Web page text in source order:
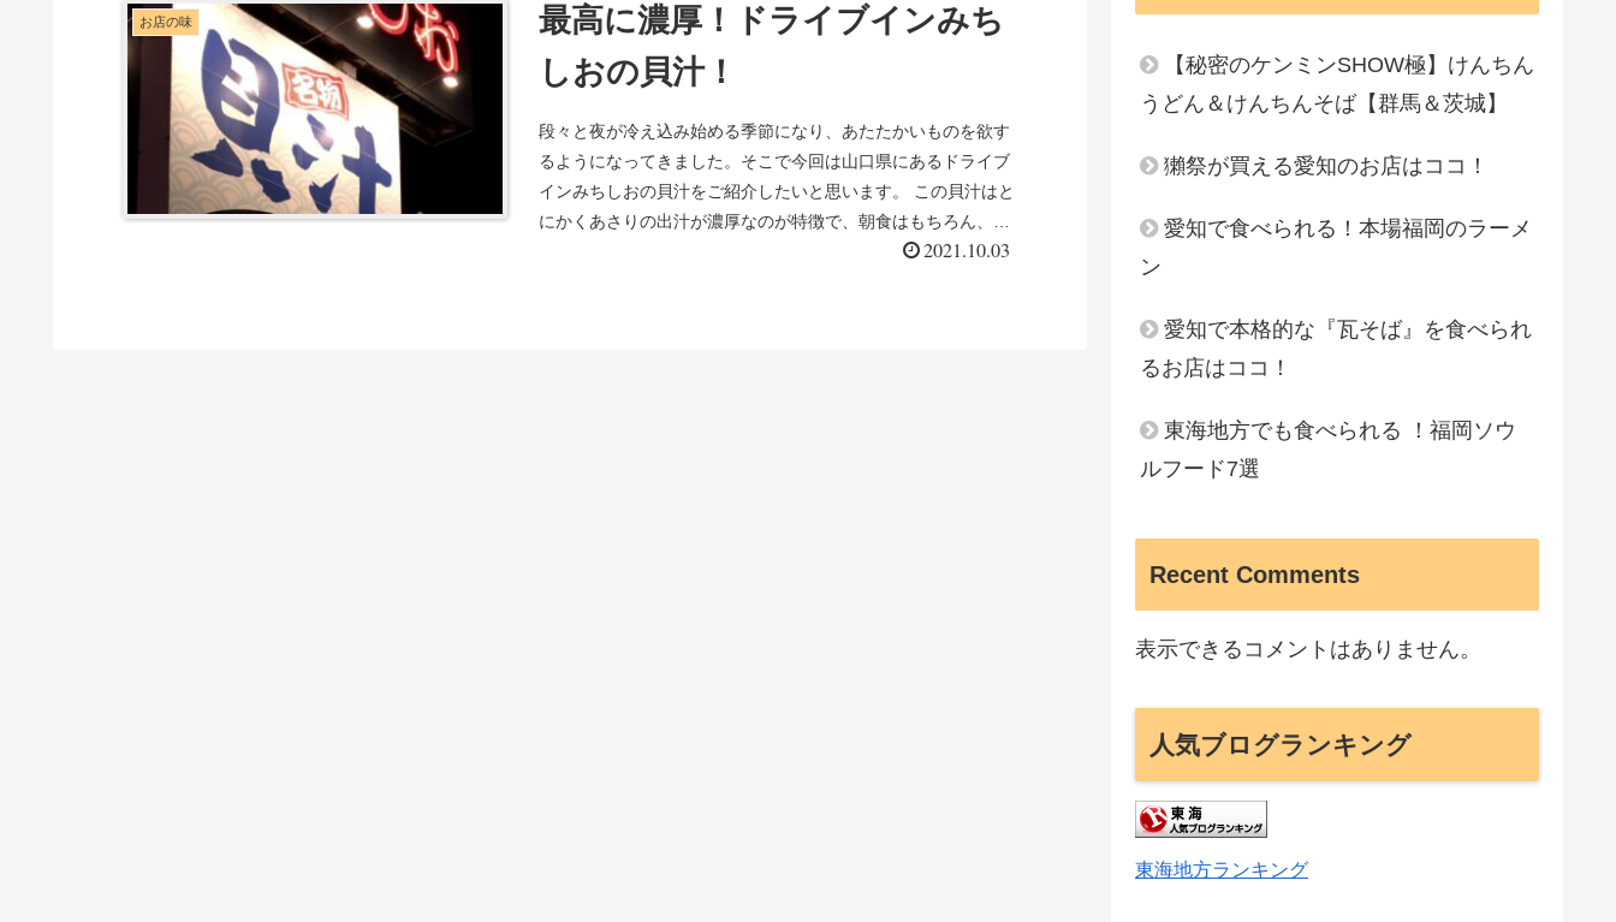
お店の味
最高に濃厚！ドライブインみち
しおの貝汁！
段々と夜が冷え込み始める季節になり、あたたかいものを欲す
るようになってきました。そこで今回は山口県にあるドライブ
インみちしおの貝汁をご紹介したいと思います。 この貝汁はと
にかくあさりの出汁が濃厚なのが特徴で、朝食はもちろん、深
2021.10.03
【秘密のケンミンSHOW極】けんちん
うどん＆けんちんそば【群馬＆茨城】
獺祭が買える愛知のお店はココ！
愛知で食べられる！本場福岡のラーメ
ン
愛知で本格的な『瓦そば』を食べられ
るお店はココ！
東海地方でも食べられる ！福岡ソウ
ルフード7選
Recent Comments
表示できるコメントはありません。
人気ブログランキング
東海地方ランキング